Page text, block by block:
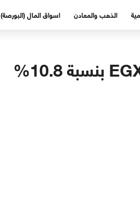
الذهب والمعادن اسواق المال (البورصة)
تراجع أرباح أكبر 24 شركة على مؤشر EGX30 بنسبة 10.8%